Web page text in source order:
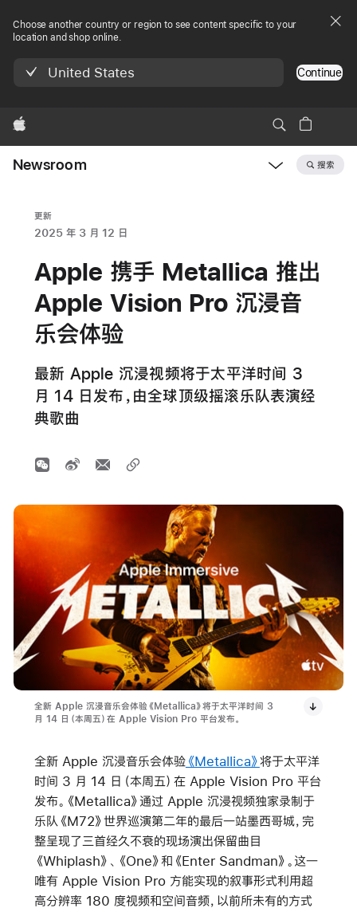
Choose another country or region to see content specific to your
location and shop online.
United States Continue
Apple
Newsroom 搜索
更新
2025 年 3 月 12 日
Apple 携手 Metallica 推出
Apple Vision Pro 沉浸音
乐会体验
最新 Apple 沉浸视频将于太平洋时间 3
月 14 日发布，由全球顶级摇滚乐队表演经
典歌曲
全新 Apple 沉浸音乐会体验《Metallica》将于太平洋时间 3
月 14 日（本周五）在 Apple Vision Pro 平台发布。
全新 Apple 沉浸音乐会体验《Metallica》将于太平洋
时间 3 月 14 日（本周五）在 Apple Vision Pro 平台
发布。 《Metallica》通过 Apple 沉浸视频独家录制于
乐队《M72》世界巡演第二年的最后一站墨西哥城，完
整呈现了三首经久不衰的现场演出保留曲目
《Whiplash》、《One》和《Enter Sandman》。这一
唯有 Apple Vision Pro 方能实现的叙事形式利用超
高分辨率 180 度视频和空间音频，以前所未有的方式